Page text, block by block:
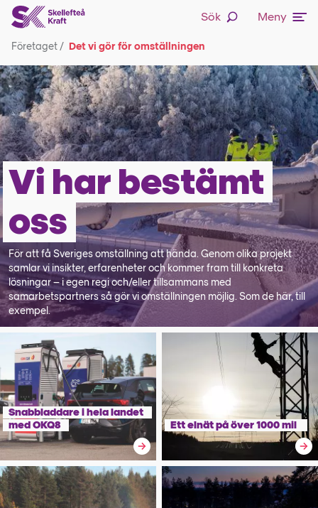
Sök
Meny
Företaget/ Det vi gör för omställningen
Vi har bestämt
oss
För att få Sveriges omställning att hända. Genom olika projekt
samlar vi insikter, erfarenheter och kommer fram till konkreta
lösningar – i egen regi och/eller tillsammans med
samarbetspartners så gör vi omställningen möjlig. Som de här, till
exempel.
Snabbladdare i hela landet
med OKQ8
Ett elnät på över 1000 mil